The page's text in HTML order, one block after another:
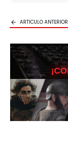
ARTICULO ANTERIOR